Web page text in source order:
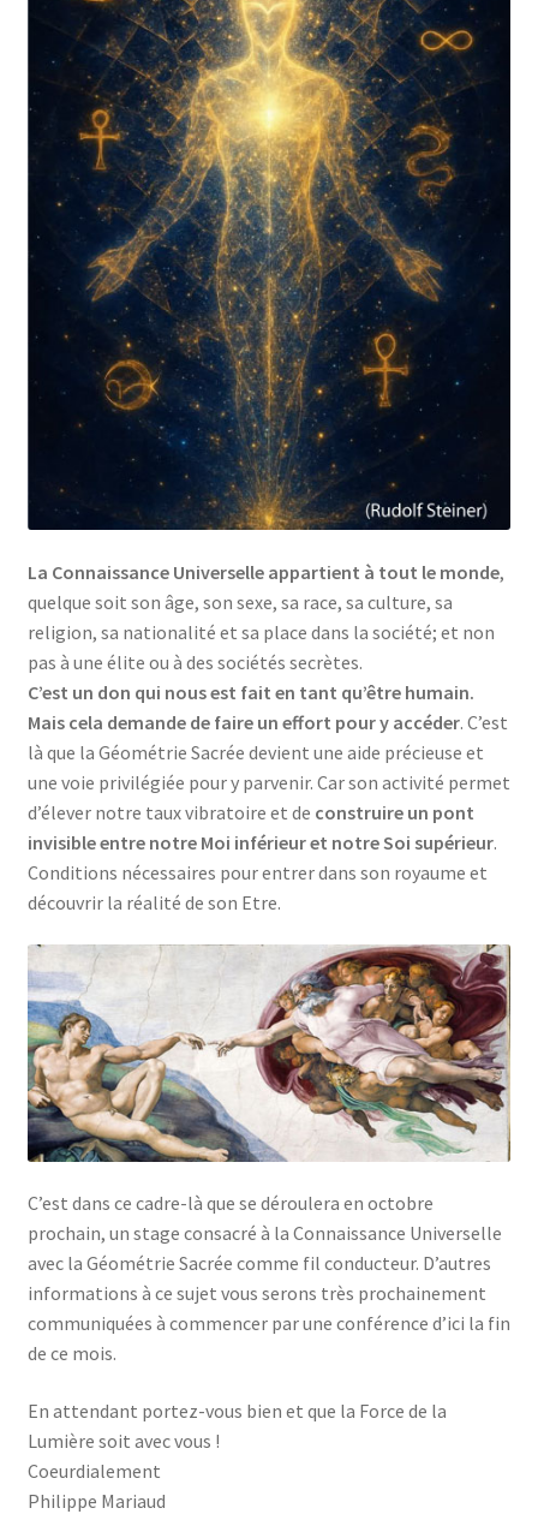
La Connaissance Universelle appartient à tout le monde,
quelque soit son âge, son sexe, sa race, sa culture, sa
religion, sa nationalité et sa place dans la société; et non
pas à une élite ou à des sociétés secrètes.
C’est un don qui nous est fait en tant qu’être humain.
Mais cela demande de faire un effort pour y accéder. C’est
là que la Géométrie Sacrée devient une aide précieuse et
une voie privilégiée pour y parvenir. Car son activité permet
d’élever notre taux vibratoire et de construire un pont
invisible entre notre Moi inférieur et notre Soi supérieur.
Conditions nécessaires pour entrer dans son royaume et
découvrir la réalité de son Etre.
C’est dans ce cadre-là que se déroulera en octobre
prochain, un stage consacré à la Connaissance Universelle
avec la Géométrie Sacrée comme fil conducteur. D’autres
informations à ce sujet vous serons très prochainement
communiquées à commencer par une conférence d’ici la fin
de ce mois.
En attendant portez-vous bien et que la Force de la
Lumière soit avec vous !
Coeurdialement
Philippe Mariaud